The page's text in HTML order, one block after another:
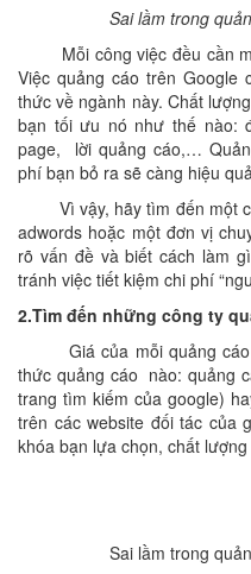
Sai lầm trong
Mỗi công việc đều cần
Việc quảng cáo trên Google
thức về ngành này. Chất
bạn tối ưu nó như thế nào:
page, lời quảng cáo,…
phí bạn bỏ ra sẽ càng hiệu
Vì vậy, hãy tìm đến một
adwords hoặc một đơn vị
rõ vấn đề và biết cách làm
tránh việc tiết kiệm chi phí
2.Tìm đến những công ty
Giá của mỗi quảng cáo
thức quảng cáo nào: quảng
trang tìm kiếm của google)
trên các website đối tác của
khóa bạn lựa chọn, chất
Sai lầm trong